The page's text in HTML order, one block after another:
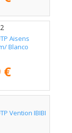
Aisens
Blanco
€
Vention IBIBI